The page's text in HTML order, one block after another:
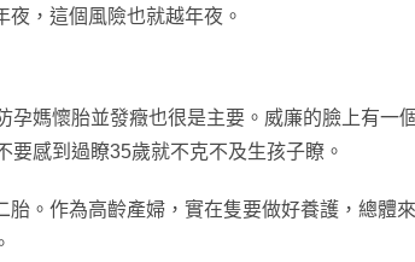
夜，這個風險也就越年夜。
媽懷胎並發癥也很是主要。威廉的臉上有一
感到過瞭35歲就不克不及生孩子瞭。
。作為高齡產婦，實在隻要做好養護，總體